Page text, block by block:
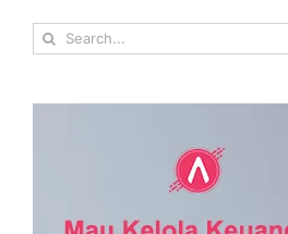
Search
for: